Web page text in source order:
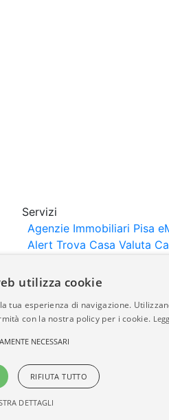
Servizi
Agenzie Immobiliari Pisa
Alert Trova Casa Valuta
da agenzie immobiliari e
completezza, della
utilizza cookie
tua esperienza di navigazione.
con la nostra policy per i cookie.
NECESSARI
RIFIUTA TUTTO
DETTAGLI